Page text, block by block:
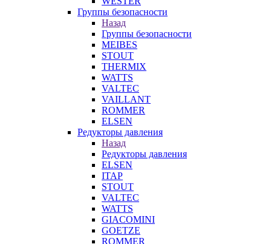
Группы безопасности
Назад
Группы безопасности
MEIBES
STOUT
THERMIX
WATTS
VALTEC
VAILLANT
ROMMER
ELSEN
Редукторы давления
Назад
Редукторы давления
ELSEN
ITAP
STOUT
VALTEC
WATTS
GIACOMINI
GOETZE
ROMMER